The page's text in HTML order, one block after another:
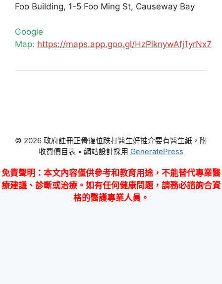
Foo Building, 1-5 Foo Ming St, Causeway Bay
Google
Map: https://maps.app.goo.gl/HzPiknywAfj1yrNx7
© 2026 政府註冊正骨復位跌打醫生好推介要有醫生紙，附
收費價目表 • 網站設計採用 GeneratePress
免責聲明 ：本文內容僅供參考和教育用途，不能替代專業醫
療建議、診斷或治療。如有任何健康問題，請務必諮詢合資
格的醫護專業人員。